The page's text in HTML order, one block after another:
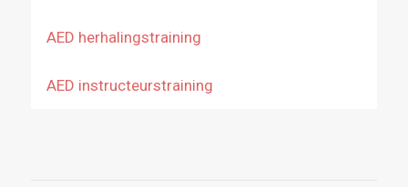
AED herhalingstraining
AED instructeurstraining